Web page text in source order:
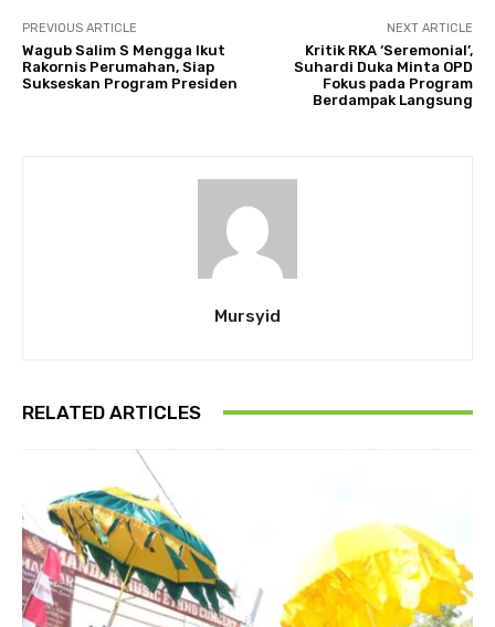
PREVIOUS ARTICLE
Wagub Salim S Mengga Ikut
Rakornis Perumahan, Siap
Sukseskan Program Presiden
NEXT ARTICLE
Kritik RKA ‘Seremonial’,
Suhardi Duka Minta OPD
Fokus pada Program
Berdampak Langsung
Mursyid
RELATED ARTICLES